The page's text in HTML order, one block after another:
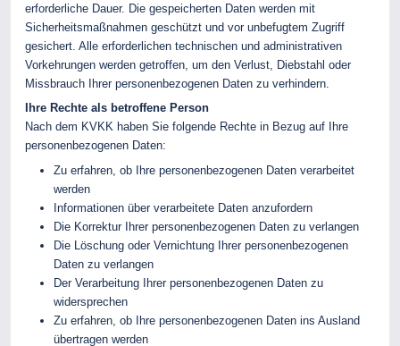
erforderliche Dauer. Die gespeicherten Daten werden mit
Sicherheitsmaßnahmen geschützt und vor unbefugtem Zugriff
gesichert. Alle erforderlichen technischen und administrativen
Vorkehrungen werden getroffen, um den Verlust, Diebstahl oder
Missbrauch Ihrer personenbezogenen Daten zu verhindern.
Ihre Rechte als betroffene Person
Nach dem KVKK haben Sie folgende Rechte in Bezug auf Ihre
personenbezogenen Daten:
Zu erfahren, ob Ihre personenbezogenen Daten verarbeitet
werden
Informationen über verarbeitete Daten anzufordern
Die Korrektur Ihrer personenbezogenen Daten zu verlangen
Die Löschung oder Vernichtung Ihrer personenbezogenen
Daten zu verlangen
Der Verarbeitung Ihrer personenbezogenen Daten zu
widersprechen
Zu erfahren, ob Ihre personenbezogenen Daten ins Ausland
übertragen werden